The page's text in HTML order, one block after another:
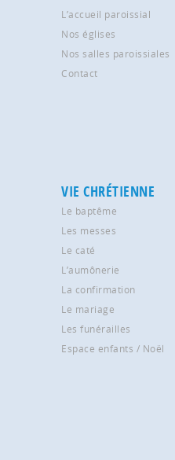
L’accueil paroissial
Nos églises
Nos salles paroissiales
Contact
VIE CHRÉTIENNE
Le baptême
Les messes
Le caté
L’aumônerie
La confirmation
Le mariage
Les funérailles
Espace enfants / Noël